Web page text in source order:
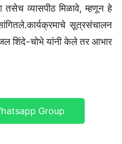
तसेच व्यासपीठ मिळावे, म्हणून हे
सूत्रसंचालन
शिंदे-चोभे यांनी केले तर आभार
Group